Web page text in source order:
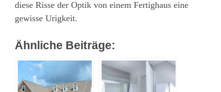
diese Risse der Optik von einem Fertighaus eine
gewisse Urigkeit.
Ähnliche Beiträge: